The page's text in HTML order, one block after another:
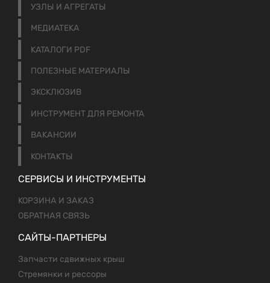
УЗЛЫ И АГРЕГАТЫ
МЕДИАТЕКА
КАТАЛОГИ PDF
ПОЛЕЗНЫЕ МАТЕРИАЛЫ
ЭКСКЛЮЗИВ
ИНСТРУМЕНТ ДЛЯ РЕМОНТА
ВАКАНСИИ
КОНТАКТЫ
СЕРВИСЫ И ИНСТРУМЕНТЫ
КОРЗИНА И ЗАКАЗ
ОБРАТНАЯ СВЯЗЬ
САЙТЫ-ПАРТНЕРЫ
Запчасти сдвижных крыш
Стремянки и рессоры